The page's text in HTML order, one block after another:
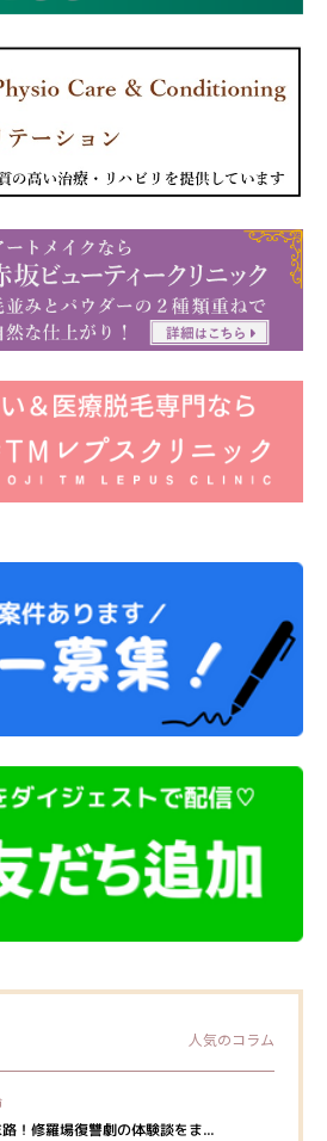
人気のコラム
！修羅場復讐劇の体験談をま...